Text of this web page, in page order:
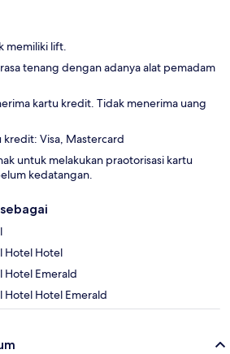
memiliki lift.
tenang dengan adanya alat pemadam
kartu kredit. Tidak menerima uang
Visa, Mastercard
untuk melakukan praotorisasi kartu
kedatangan.
Hotel Hotel
Hotel Emerald
Hotel Hotel Emerald